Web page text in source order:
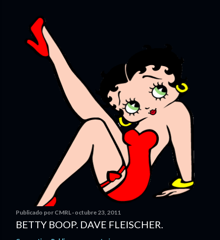
Publicado por CMRL octubre 23, 2011
BETTY BOOP. DAVE FLEISCHER.